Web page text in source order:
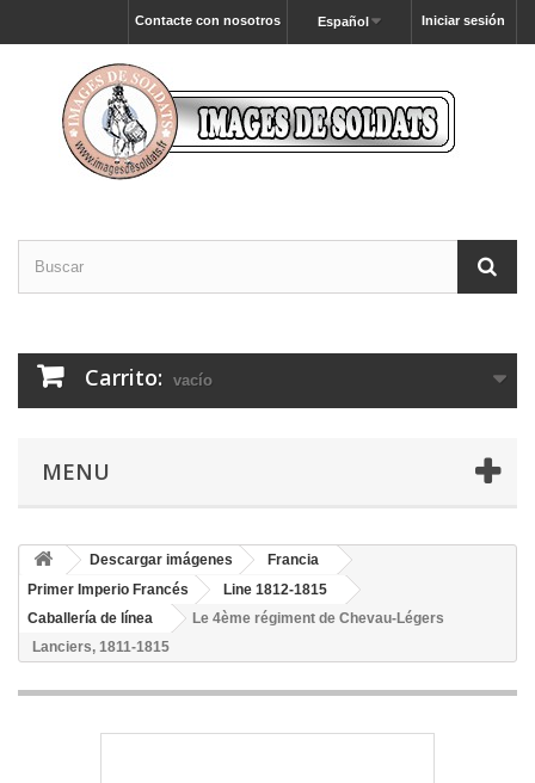
Iniciar sesión
Español
Contacte con nosotros
Carrito: vacío
MENU
Descargar imágenes
Francia
Primer Imperio Francés
Line 1812-1815
Caballería de línea
Le 4ème régiment de Chevau-Légers
Lanciers, 1811-1815